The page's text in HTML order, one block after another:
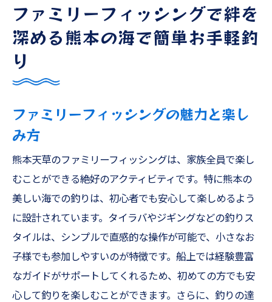
ファミリーフィッシングで絆を
深める熊本の海で簡単お手軽釣
り
ファミリーフィッシングの魅力と楽し
み方
熊本天草のファミリーフィッシングは、家族全員で楽し
むことができる絶好のアクティビティです。特に熊本の
美しい海での釣りは、初心者でも安心して楽しめるよう
に設計されています。タイラバやジギングなどの釣りス
タイルは、シンプルで直感的な操作が可能で、小さなお
子様でも参加しやすいのが特徴です。船上では経験豊富
なガイドがサポートしてくれるため、初めての方でも安
心して釣りを楽しむことができます。さらに、釣りの達